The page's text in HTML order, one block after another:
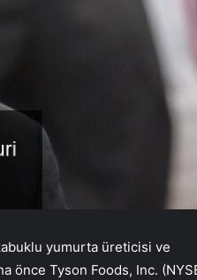
yumurta üreticisi ve
önce Tyson Foods, Inc.